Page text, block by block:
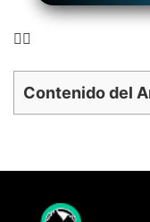
👉🏻
Contenido del